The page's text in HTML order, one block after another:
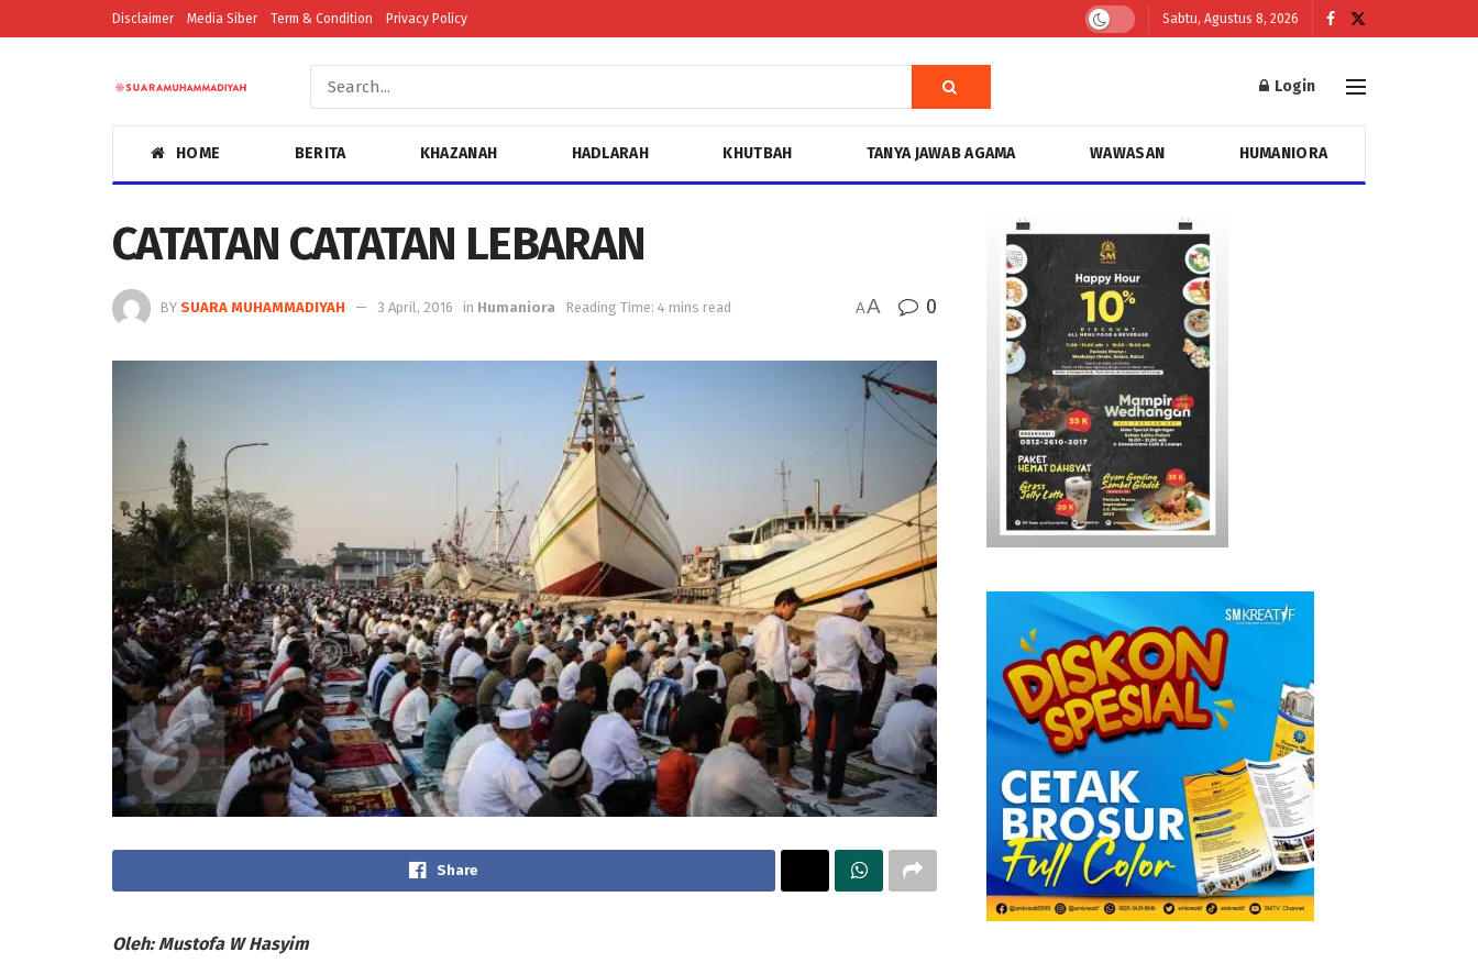
Disclaimer Media Siber Term & Condition Privacy Policy Sabtu, Agustus 8, 2026
Login
HOME BERITA KHAZANAH HADLARAH KHUTBAH TANYA JAWAB AGAMA WAWASAN HUMANIORA
CATATAN CATATAN LEBARAN
BY SUARA MUHAMMADIYAH 3 April, 2016 in Humaniora Reading Time: 4 mins read AA 0
Share
Oleh: Mustofa W Hasyim